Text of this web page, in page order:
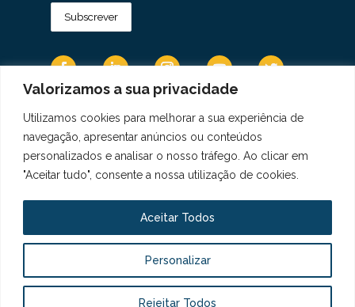
Valorizamos a sua privacidade
Utilizamos cookies para melhorar a sua experiência de
navegação, apresentar anúncios ou conteúdos
personalizados e analisar o nosso tráfego. Ao clicar em
"Aceitar tudo", consente a nossa utilização de cookies.
Personalizar
Rejeitar Todos
Aceitar Todos
Os Dados Pessoais são tratados de acordo
com a Diretiva 95/46/CE do Regulamento
Geral sobre a Proteção de Dados.
Copyright © 2021 Real Colégio de Portugal.
Todos os direitos revervados. Conheça a nossa
Política de Privacidadeaqui
Livro de Elogios, Sugestões e Reclamações
Canal de Denúncias